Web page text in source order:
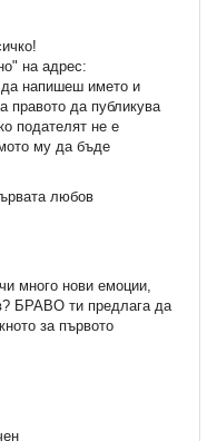
на адрес:
напишеш името и
правото да публикува
подателят не е
му да бъде
любов
много нови емоции,
БРАВО ти предлага да
за първото